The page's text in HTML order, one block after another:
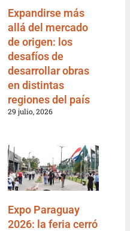
Expandirse más
allá del mercado
de origen: los
desafíos de
desarrollar obras
en distintas
regiones del país
29 julio, 2026
Expo Paraguay
2026: la feria cerró